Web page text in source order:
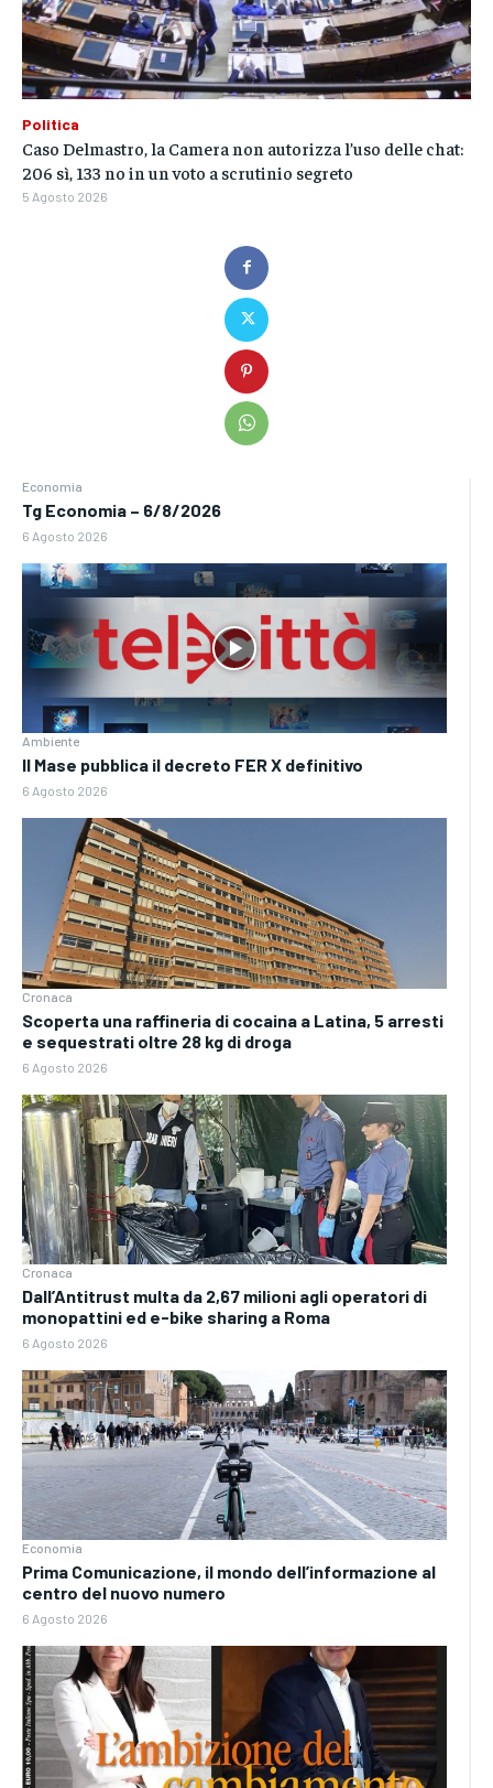
Economia
Tg Economia – 6/8/2026
6 Agosto 2026
Ambiente
Il Mase pubblica il decreto FER X definitivo
6 Agosto 2026
Cronaca
Scoperta una raffineria di cocaina a Latina, 5 arresti
e sequestrati oltre 28 kg di droga
6 Agosto 2026
Cronaca
Dall’Antitrust multa da 2,67 milioni agli operatori di
monopattini ed e-bike sharing a Roma
6 Agosto 2026
Economia
Prima Comunicazione, il mondo dell’informazione al
centro del nuovo numero
6 Agosto 2026
Politica
Caso Delmastro, la Camera non autorizza l’uso delle chat:
206 sì, 133 no in un voto a scrutinio segreto
5 Agosto 2026